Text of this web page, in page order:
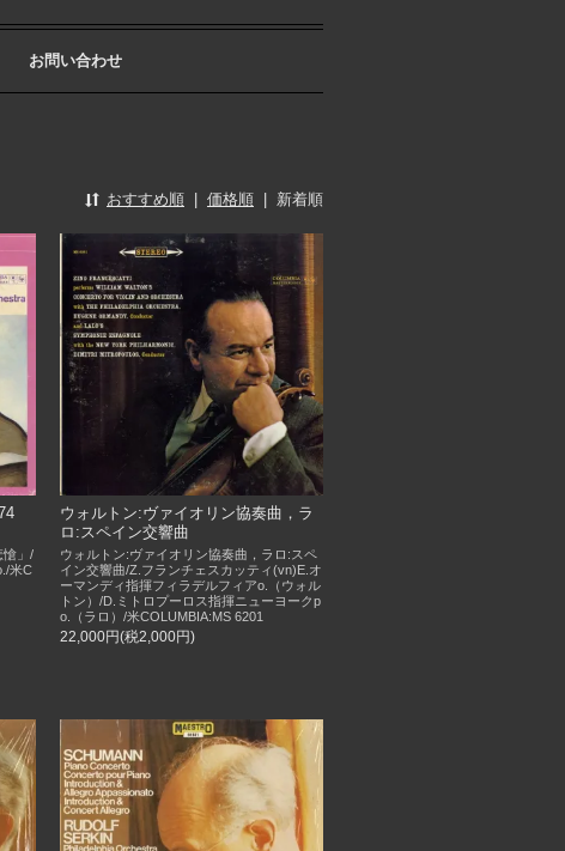
お問い合わせ
おすすめ順 価格順 新着順
愴」/
米C
ウォルトン:ヴァイオリン協奏曲，ラ
ロ:スペイン交響曲
ウォルトン:ヴァイオリン協奏曲，ラロ:スペ
イン交響曲/Z.フランチェスカッティ(vn)E.オ
ーマンディ指揮フィラデルフィアo.（ウォル
トン）/D.ミトロプーロス指揮ニューヨークp
o.（ラロ）/米COLUMBIA:MS 6201
22,000円(税2,000円)